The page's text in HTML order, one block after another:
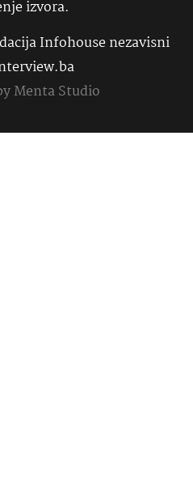
izvora.
Infohouse nezavisni
Menta Studio